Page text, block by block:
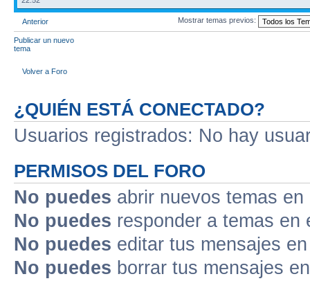
Anterior Mostrar temas previos:
Publicar un nuevo
tema
Volver a Foro
¿QUIÉN ESTÁ CONECTADO?
Usuarios registrados: No hay
PERMISOS DEL FORO
No puedes abrir nuevos temas
No puedes responder a temas en
No puedes editar tus mensajes
No puedes borrar tus mensajes